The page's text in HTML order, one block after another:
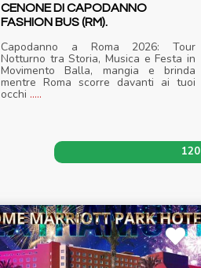
CENONE DI CAPODANNO
FASHION BUS (RM).
Capodanno a Roma 2026: Tour
Notturno tra Storia, Musica e Festa in
Movimento Balla, mangia e brinda
mentre Roma scorre davanti ai tuoi
occhi .....
120